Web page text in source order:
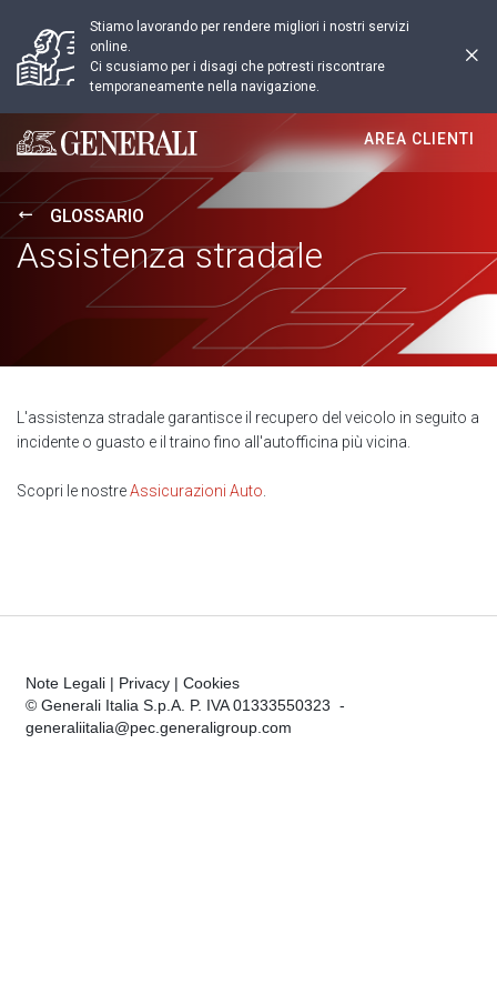
Stiamo lavorando per rendere migliori i nostri servizi
online.
Ci scusiamo per i disagi che potresti riscontrare
temporaneamente nella navigazione.
Generali logo
AREA CLIENTI
GLOSSARIO
Assistenza stradale
L'assistenza stradale garantisce il recupero del veicolo in seguito a
incidente o guasto e il traino fino all'autofficina più vicina.
Scopri le nostreAssicurazioni Auto
Note Legali | Privacy | Cookies
© Generali Italia S.p.A. P. IVA 01333550323 -
generaliitalia@pec.generaligroup.com